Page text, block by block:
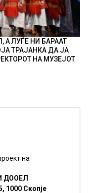
А ЛУЃЕ НИ БАРААТ
ТРАЈАНКА ДА ЈА
НА МУЗЕЈОТ
на
ДООЕЛ
1000 Скопје